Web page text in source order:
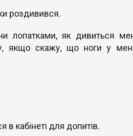
роздивився.
лопатками, як дивиться
якщо скажу, що ноги у
кабінеті для допитів.